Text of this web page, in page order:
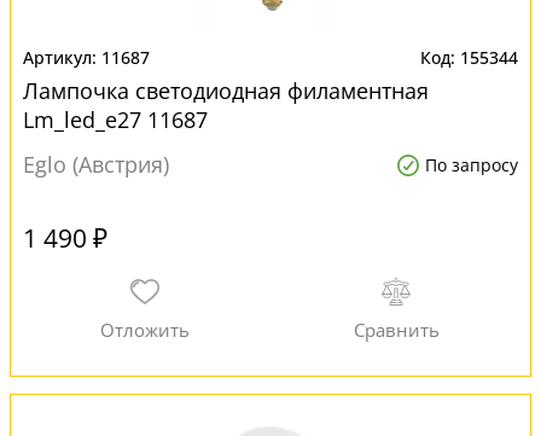
11687 155344
Лампочка светодиодная филаментная
Lm_led_e27 11687
Eglo (Австрия)
По запросу
1 490 ₽